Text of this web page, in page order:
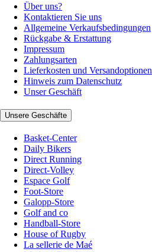
Über uns?
Kontaktieren Sie uns
Allgemeine Verkaufsbedingungen
Rückgabe & Erstattung
Impressum
Zahlungsarten
Lieferkosten und Versandoptionen
Hinweis zum Datenschutz
Unser Geschäft
Unsere Geschäfte
Basket-Center
Daily Bikers
Direct Running
Direct-Volley
Espace Golf
Foot-Store
Galopp-Store
Golf and co
Handball-Store
House of Rugby
La sellerie de Maé